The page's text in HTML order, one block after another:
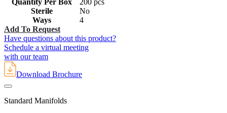
Quantity Per Box
200 pcs
Sterile
No
Ways
4
Add To Request
Have questions about this product?
Schedule a virtual meeting
with our team
Download Brochure
Standard Manifolds